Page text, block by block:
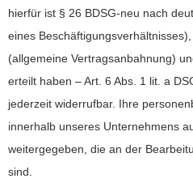
hierfür ist § 26 BDSG-neu nach
eines
(allgemeine Vertragsanbahnung)
erteilt haben – Art. 6 Abs. 1 lit. a
jederzeit widerrufbar. Ihre
innerhalb unseres Unternehmens
weitergegeben, die an der
sind.